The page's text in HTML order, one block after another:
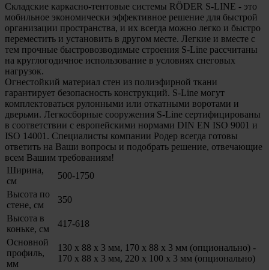
Складские каркасно-тентовые системы RÖDER S-LINE - это
мобильное экономически эффективное решение для быстрой
организации пространства, и их всегда можно легко и быстро
переместить и установить в другом месте. Легкие и вместе с
тем прочные быстровозводимые строения S-Line рассчитаны
на круглогодичное использование в условиях снеговых
нагрузок.
Огнестойкий материал стен из полиэфирной ткани
гарантирует безопасность конструкций. S-Line могут
комплектоваться рулонными или откатными воротами и
дверьми. Легкосборные сооружения S-Line сертифицированы
в соответствии с европейскими нормами DIN EN ISO 9001 и
ISO 14001. Специалисты компании Родер всегда готовы
ответить на Ваши вопросы и подобрать решение, отвечающие
всем Вашим требованиям!
Ширина,
cм
500-1750
Высота по
стене, cм
350
Высота в
коньке, cм
417-618
Основной
профиль,
мм
130 x 88 x 3 мм, 170 x 88 x 3 мм (опционально) -
170 x 88 x 3 мм, 220 x 100 x 3 мм (опционально)